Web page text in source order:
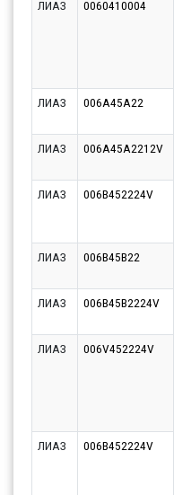
ЛИАЗ 0060410004
ЛИАЗ 006A45A22
ЛИАЗ 006A45A2212V
ЛИАЗ 006B452224V
ЛИАЗ 006B45B22
ЛИАЗ 006B45B2224V
ЛИАЗ 006V452224V
ЛИАЗ 006В452224V